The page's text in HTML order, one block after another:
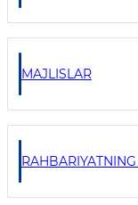
MAJLISLAR